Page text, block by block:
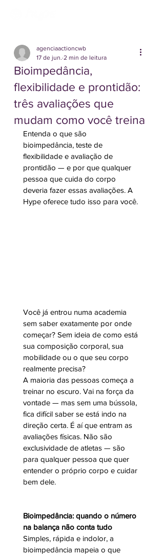
Bioimpedância,
flexibilidade e prontidão:
três avaliações que
mudam como você treina
agenciaactioncwb
17 de jun. 2 min de leitura
Entenda o que são
bioimpedância, teste de
flexibilidade e avaliação de
prontidão — e por que qualquer
pessoa que cuida do corpo
deveria fazer essas avaliações. A
Hype oferece tudo isso para você.
Você já entrou numa academia
sem saber exatamente por onde
começar? Sem ideia de como está
sua composição corporal, sua
mobilidade ou o que seu corpo
realmente precisa?
A maioria das pessoas começa a
treinar no escuro. Vai na força da
vontade — mas sem uma bússola,
fica difícil saber se está indo na
direção certa. É aí que entram as
avaliações físicas. Não são
exclusividade de atletas — são
para qualquer pessoa que quer
entender o próprio corpo e cuidar
bem dele.
Bioimpedância: quando o número
na balança não conta tudo
Simples, rápida e indolor, a
bioimpedância mapeia o que